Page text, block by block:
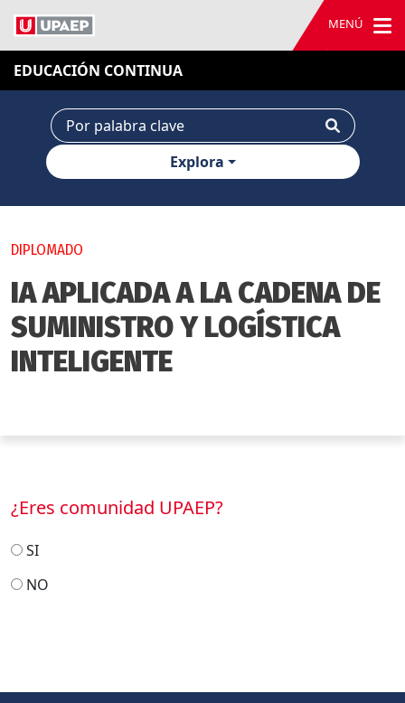
MENÚ
EDUCACIÓN CONTINUA
Explora
DIPLOMADO
IA APLICADA A LA CADENA DE
SUMINISTRO Y LOGÍSTICA
INTELIGENTE
¿Eres comunidad UPAEP?
SI
NO